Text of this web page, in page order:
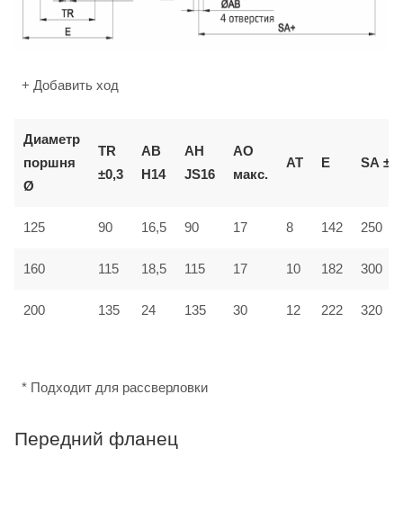
+ Добавить ход
Диаметр
поршня
Ø
TR
±0,3
AB
H14
AH
JS16
AO
макс.
AT E SA ±2
125 90 16,5 90 17 8 142 250
160 115 18,5 115 17 10 182 300
200 135 24 135 30 12 222 320
* Подходит для рассверловки
Передний фланец